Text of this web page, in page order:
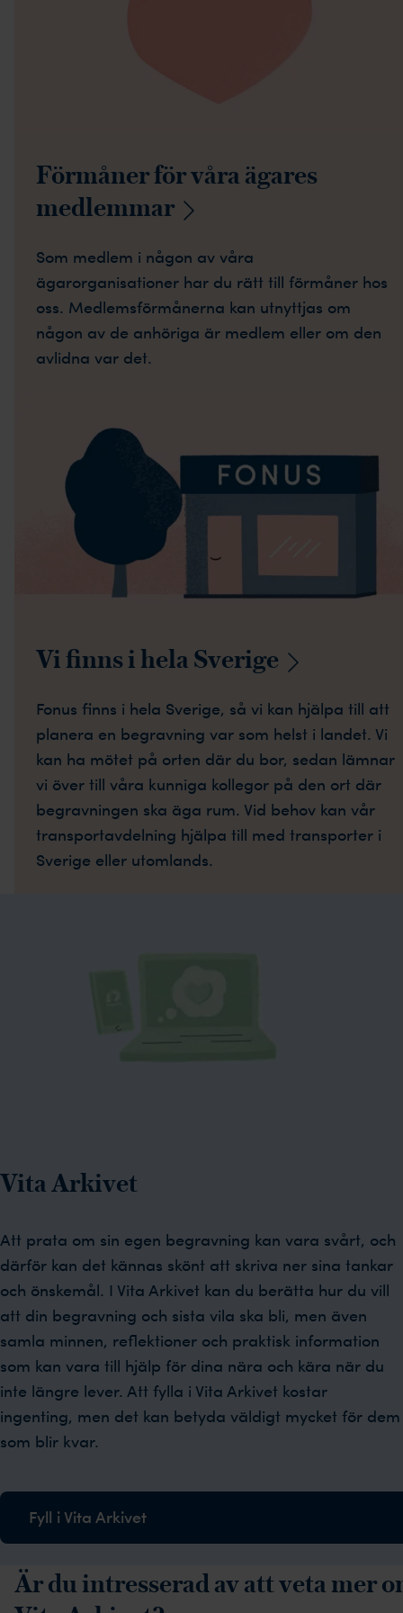
Förmåner för våra ägares
medlemmar
Som medlem i någon av våra
ägarorganisationer har du rätt till förmåner hos
oss. Medlemsförmånerna kan utnyttjas om
någon av de anhöriga är medlem eller om den
avlidna var det.
Vi finns i helaSverige
Fonus finns i hela Sverige, så vi kan hjälpa till att
planera en begravning var som helst i landet. Vi
kan ha mötet på orten där du bor, sedan lämnar
vi över till våra kunniga kollegor på den ort där
begravningen ska äga rum. Vid behov kan vår
transportavdelning hjälpa till med transporter i
Sverige eller utomlands.
Vita Arkivet
Att prata om sin egen begravning kan vara svårt, och
därför kan det kännas skönt att skriva ner sina tankar
och önskemål. I Vita Arkivet kan du berätta hur du vill
att din begravning och sista vila ska bli, men även
samla minnen, reflektioner och praktisk information
som kan vara till hjälp för dina nära och kära när du
inte längre lever. Att fylla i Vita Arkivet kostar
ingenting, men det kan betyda väldigt mycket för dem
som blir kvar.
Fyll i Vita Arkivet
Är du intresserad av att veta mer